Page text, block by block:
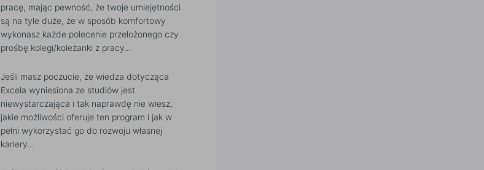
pracę, mając pewność, że twoje umiejętności
są na tyle duże, że w sposób komfortowy
wykonasz każde polecenie przełożonego czy
prośbę kolegi/koleżanki z pracy…
Jeśli masz poczucie, że wiedza dotycząca
Excela wyniesiona ze studiów jest
niewystarczająca i tak naprawdę nie wiesz,
jakie możliwości oferuje ten program i jak w
pełni wykorzystać go do rozwoju własnej
kariery…